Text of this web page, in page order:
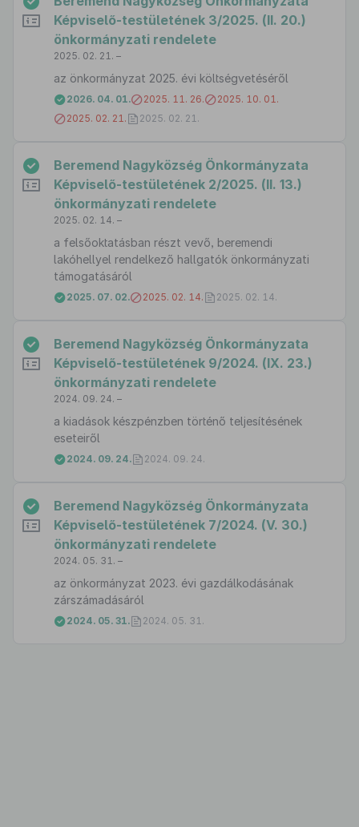
Képviselő-testületének 3/2025. (II. 20.)
önkormányzati rendelete
2025. 02. 21. –
az önkormányzat 2025. évi költségvetéséről
2026. 04. 01. 2025. 11. 26.
2025. 10. 01.
2025. 02. 21.
2025. 02. 21.
Beremend Nagyközség Önkormányzata
Képviselő-testületének 2/2025. (II. 13.)
önkormányzati rendelete
2025. 02. 14. –
a felsőoktatásban részt vevő, beremendi
lakóhellyel rendelkező hallgatók önkormányzati
támogatásáról
2025. 07. 02. 2025. 02. 14. 2025. 02. 14.
Beremend Nagyközség Önkormányzata
Képviselő-testületének 9/2024. (IX. 23.)
önkormányzati rendelete
2024. 09. 24. –
a kiadások készpénzben történő teljesítésének
eseteiről
2024. 09. 24. 2024. 09. 24.
Beremend Nagyközség Önkormányzata
Képviselő-testületének 7/2024. (V. 30.)
önkormányzati rendelete
2024. 05. 31. –
az önkormányzat 2023. évi gazdálkodásának
zárszámadásáról
2024. 05. 31. 2024. 05. 31.